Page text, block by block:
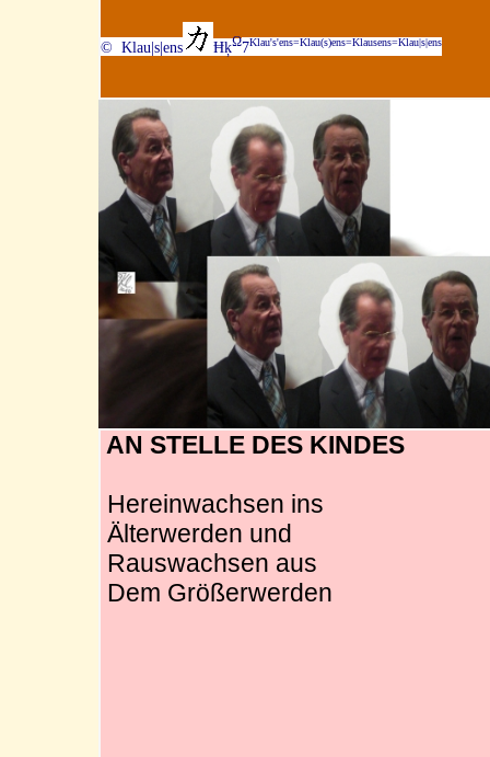
© Klau|s|ens ĦķΩ7Klau's'ens=Klau(s)ens=Klausens=Klau|s|ens
AN STELLE DES KINDES
Hereinwachsen ins
Älterwerden und
Rauswachsen aus
Dem Größerwerden